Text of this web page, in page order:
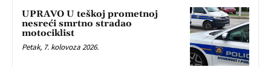
UPRAVO U teškoj prometnoj
nesreći smrtno stradao
motociklist
Petak, 7. kolovoza 2026.